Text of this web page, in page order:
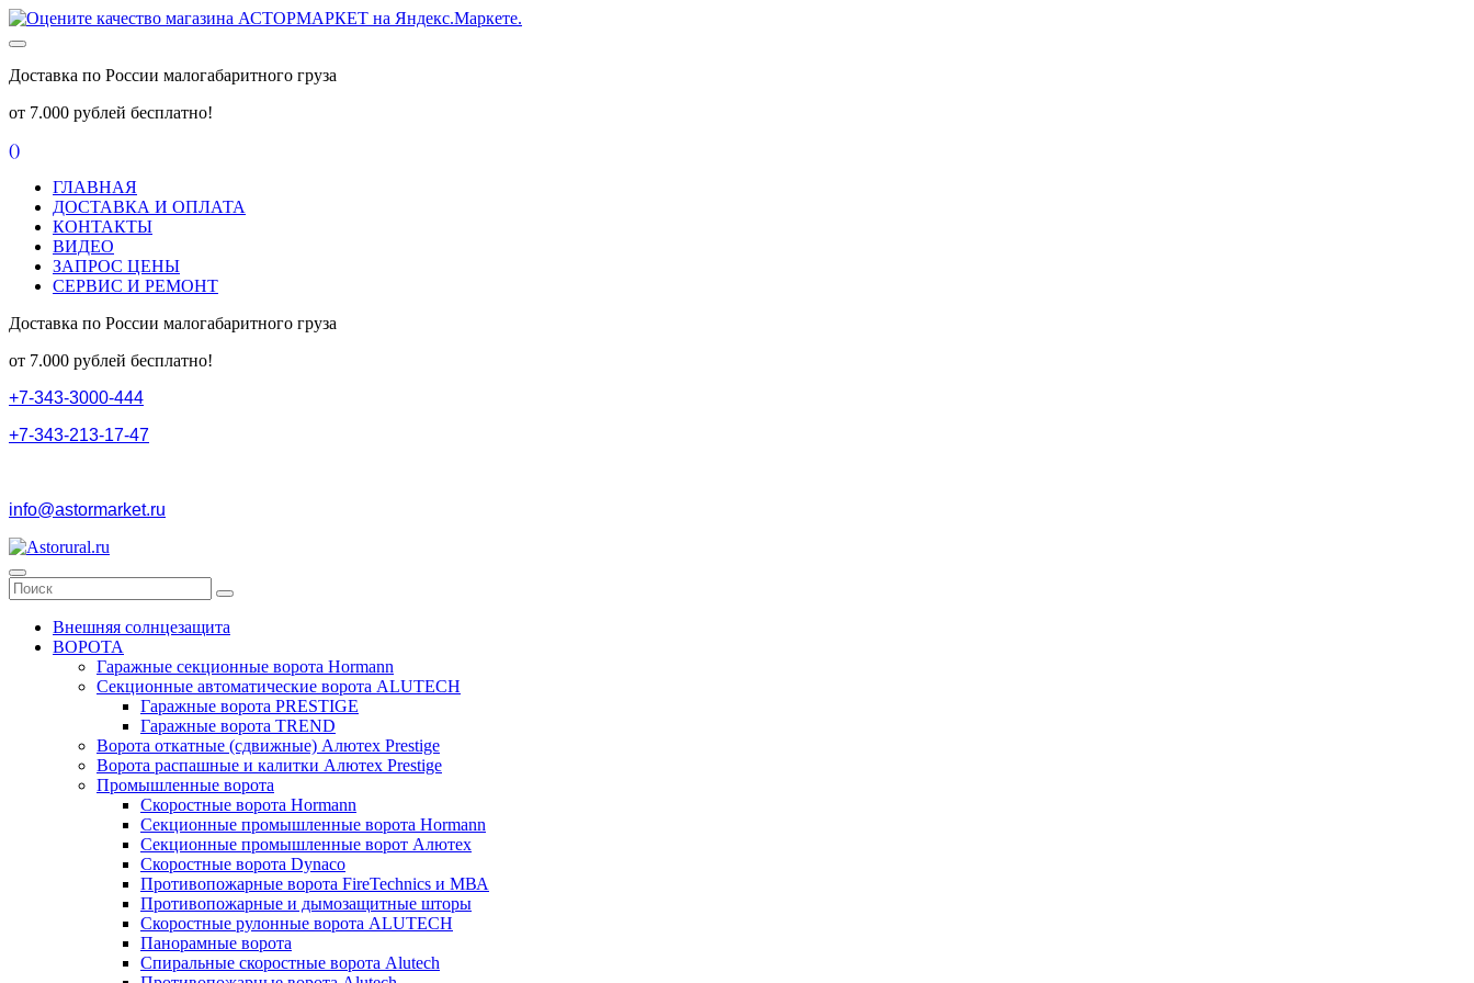
Доставка по России малогабаритного груза
от 7.000 рублей бесплатно!
()
ГЛАВНАЯ
ДОСТАВКА И ОПЛАТА
КОНТАКТЫ
ВИДЕО
ЗАПРОС ЦЕНЫ
СЕРВИС И РЕМОНТ
Доставка по России малогабаритного груза
от 7.000 рублей бесплатно!
+7-343-3000-444
+7-343-213-17-47
info@astormarket.ru
Внешняя солнцезащита
ВОРОТА
Гаражные секционные ворота Hormann
Секционные автоматические ворота ALUTECH
Гаражные ворота PRESTIGE
Гаражные ворота TREND
Ворота откатные (сдвижные) Алютех Prestige
Ворота распашные и калитки Алютех Prestige
Промышленные ворота
Скоростные ворота Hormann
Секционные промышленные ворота Hormann
Секционные промышленные ворот Алютех
Скоростные ворота Dynaco
Противопожарные ворота FireTechnics и МВА
Противопожарные и дымозащитные шторы
Скоростные рулонные ворота ALUTECH
Панорамные ворота
Спиральные скоростные ворота Alutech